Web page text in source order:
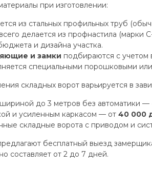
при изготовлении:
из стальных профильных труб
делается из профнастила (марки
и дизайна участка.
и замки подбираются с учетом
специальными порошковыми
складных ворот варьируется в
до 3 метров без автоматики
и усиленным каркасом — от 40 000
складные ворота с приводом и
бесплатный выезд
составляет от 2 до 7 дней.